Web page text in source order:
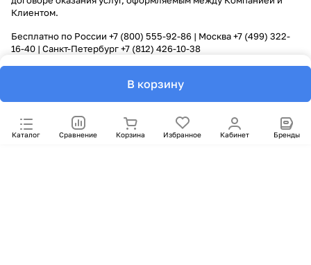
В корзину
Каталог Сравнение Корзина Избранное Кабинет Бренды
Клиентом.
Бесплатно по России +7 (800) 555-92-86 | Москва+7 (499) 322-
16-40 | Санкт-Петербург+7 (812) 426-10-38